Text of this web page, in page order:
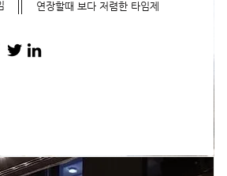
연장할때 보다 저렴한 타임제